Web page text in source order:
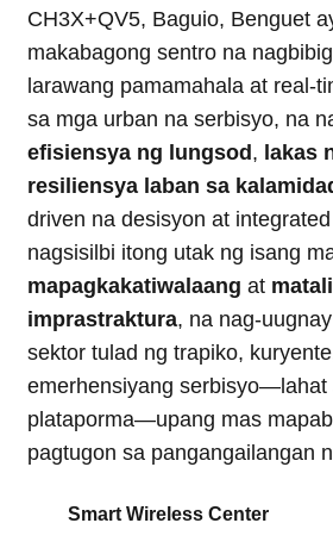
CH3X+QV5, Baguio, Benguet
makabagong sentro na
larawang pamamahala at real-
sa mga urban na serbisyo, na
efisiensya ng lungsod , lakas
resiliensya laban sa
driven na desisyon at
nagsisilbi itong utak ng isang
mapagkakatiwalaang at
imprastraktura, na nag-
sektor tulad ng trapiko,
emerhensiyang serbisyo—lahat
plataporma—upang mas
pagtugon sa pangangailangan
Smart Wireless Center